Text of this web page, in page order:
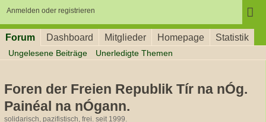
Anmelden oder registrieren
Forum Dashboard Mitglieder Homepage Statistik
Ungelesene Beiträge Unerledigte Themen
Foren der Freien Republik Tír na nÓg.
Painéal na nÓgann.
solidarisch, pazifistisch, frei. seit 1999.